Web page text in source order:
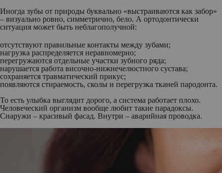
Иногда зубы от природы буквально «выстраиваются как забор»
– визуально ровно, симметрично, бело. А ортодонтически
ситуация может быть неблагополучной:
отсутствуют правильные контакты между зубами;
нагрузка распределяется неравномерно;
перегружаются отдельные участки зубного ряда;
нарушается работа височно-нижнечелюстного сустава;
сохраняется травматический прикус;
появляются стираемость, сколы и перегрузка тканей пародонта.
То есть улыбка выглядит дорого, а система работает плохо.
Человеческий организм вообще любит такие парадоксы.
Снаружи – красивый фасад. Внутри – аварийная проводка.